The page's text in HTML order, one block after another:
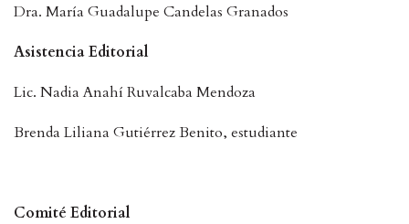
Dra. María Guadalupe Candelas Granados
Asistencia Editorial
Lic. Nadia Anahí Ruvalcaba Mendoza
Brenda Liliana Gutiérrez Benito, estudiante
Comité Editorial